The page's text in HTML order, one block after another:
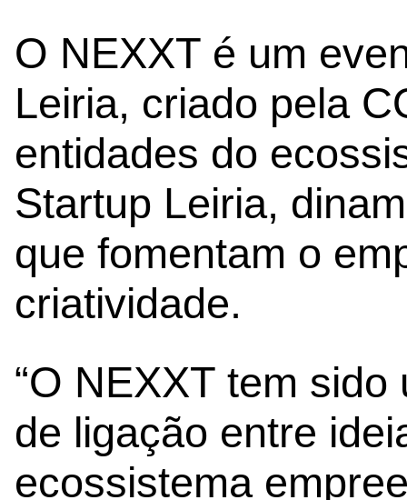
O NEXXT é um
Leiria, criado pela
entidades do
Startup Leiria,
que fomentam o
criatividade.
“O NEXXT tem
de ligação entre
ecossistema